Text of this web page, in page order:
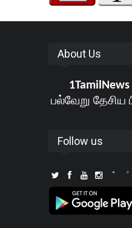
About Us
1TamilNews
பல்வேறு தேசிய
Follow us